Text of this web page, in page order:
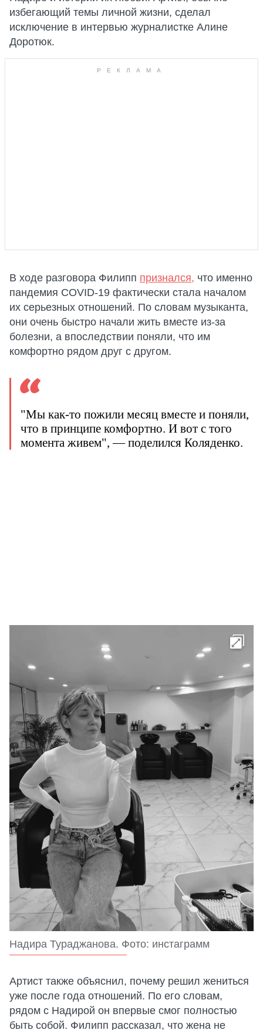
избегающий темы личной жизни, сделал
исключение в интервью журналистке Алине
Доротюк.
В ходе разговора Филипп признался, что именно
пандемия COVID-19 фактически стала началом
их серьезных отношений. По словам музыканта,
они очень быстро начали жить вместе из-за
болезни, а впоследствии поняли, что им
комфортно рядом друг с другом.
"Мы как-то пожили месяц вместе и поняли,
что в принципе комфортно. И вот с того
момента живем", — поделился Коляденко.
Надира Тураджанова. Фото: инстаграмм
Артист также объяснил, почему решил жениться
уже после года отношений. По его словам,
рядом с Надирой он впервые смог полностью
быть собой. Филипп рассказал, что жена не